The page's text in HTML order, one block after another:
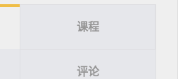
课程
评论